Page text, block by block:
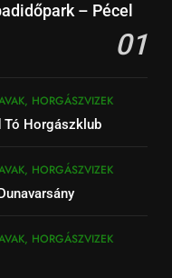
– Pécel
01
HORGÁSZVIZEK
Tó Horgászklub
HORGÁSZVIZEK
HORGÁSZVIZEK